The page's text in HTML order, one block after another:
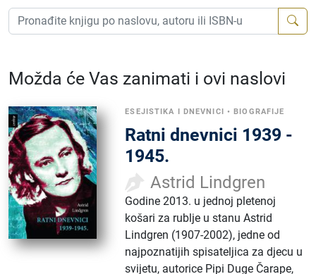
Možda će Vas zanimati i ovi naslovi
ESEJISTIKA I DNEVNICI •BIOGRAFIJE
Ratni dnevnici 1939 -
1945.
Astrid Lindgren
Godine 2013. u jednoj pletenoj
košari za rublje u stanu Astrid
Lindgren (1907-2002), jedne od
najpoznatijih spisateljica za djecu u
svijetu, autorice Pipi Duge Čarape,